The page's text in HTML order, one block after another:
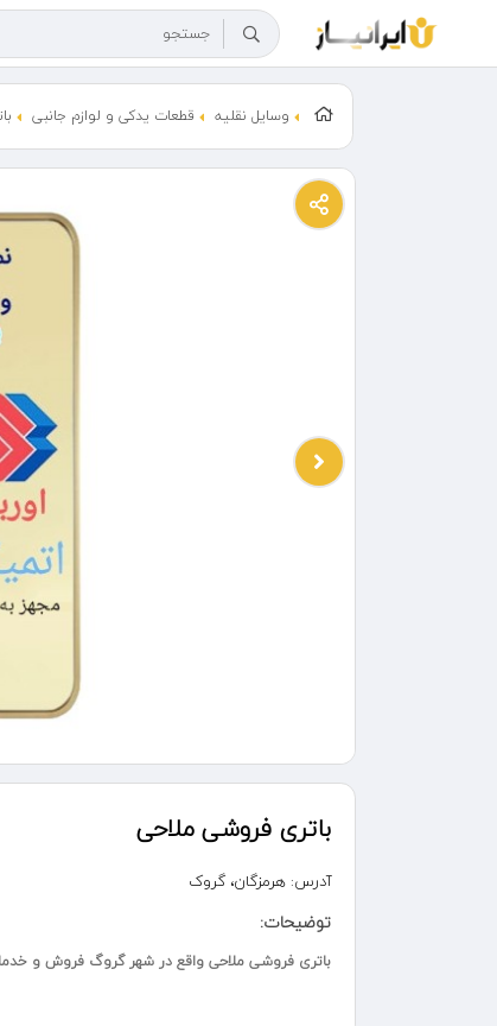
وسایل نقلیه قطعات یدکی و لوازم جانبی
باتری فروشی ملاحی
آدرس: هرمزگان، گروک
توضیحات:
باتری فروشی ملاحی واقع در شهر گروگ فروش و